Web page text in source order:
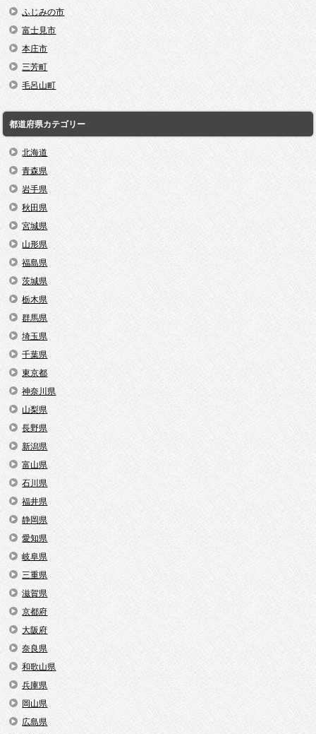
ふじみの市
富士見市
本庄市
三芳町
毛呂山町
都道府県カテゴリー
北海道
青森県
岩手県
秋田県
宮城県
山形県
福島県
茨城県
栃木県
群馬県
埼玉県
千葉県
東京都
神奈川県
山梨県
長野県
新潟県
富山県
石川県
福井県
静岡県
愛知県
岐阜県
三重県
滋賀県
京都府
大阪府
奈良県
和歌山県
兵庫県
岡山県
広島県